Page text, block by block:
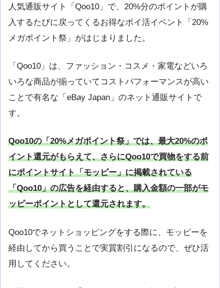
人気通販サイト「Qoo10」で、20%分のポイントが購
入するたびに戻ってくるお得なポイ活イベント「20%
メガポイント祭」がはじまりました。
「Qoo10」は、ファッション・コスメ・家電などいろ
いろな商品が揃っていてコストパフォーマンスが高い
ことで有名な「eBay Japan」のネット通販サイトで
す。
Qoo10の「20%メガポイント祭」では、最大20%のポ
イント還元がもらえて、さらにQoo10で買物をする前
にポイントサイト「モッピー」に掲載されている
「Qoo10」の広告を経由すると、購入金額の一部がモ
ッピーポイントとして還元されます。
Qoo10でネットショッピングをする際に、モッピーを
経由してから買うことで実質割引になるので、ぜひ活
用してください。